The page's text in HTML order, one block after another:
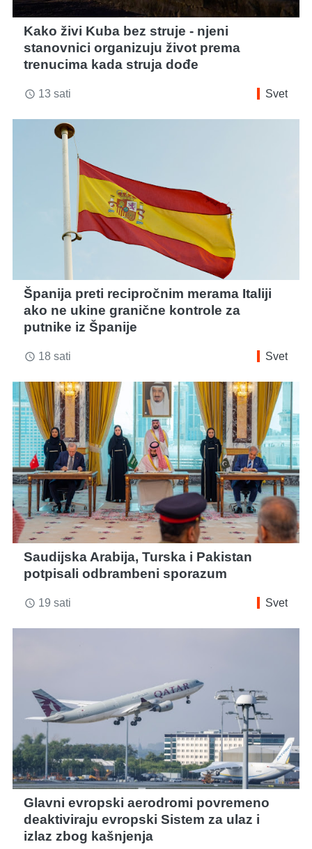
Kako živi Kuba bez struje - njeni
stanovnici organizuju život prema
trenucima kada struja dođe
access_time 13 sati Svet
Španija preti recipročnim merama Italiji
ako ne ukine granične kontrole za
putnike iz Španije
access_time 18 sati Svet
Saudijska Arabija, Turska i Pakistan
potpisali odbrambeni sporazum
access_time 19 sati Svet
Glavni evropski aerodromi povremeno
deaktiviraju evropski Sistem za ulaz i
izlaz zbog kašnjenja